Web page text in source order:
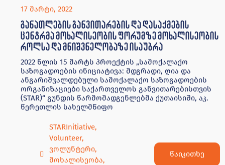
17 მარტი, 2022
განათლების განვითარების და დასაქმების
ცენტრმა მოხალისეობის ფორუმზე მოხალისეობის
როლსა და მნიშვნელობაზე ისაუბრა
2022 წლის 15 მარტს პროექტის „სამოქალაქო
საზოგადოების ინიციატივა: მდგრადი, ღია და
ანგარიშვალდებული სამოქალაქო საზოგადოების
ორგანიზაციები საქართველოს განვითარებისთვის
(STAR)“ გუნდის წარმომადგენლებმა ქუთაისიში, აკ.
წერეთლის სახელმწიფო
STARInitiative,
Volunteer,
ვოლუნტერი,
მოხალისეობა,
წაიკითხე